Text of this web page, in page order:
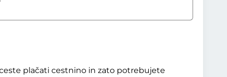
plačati cestnino in zato potrebujete